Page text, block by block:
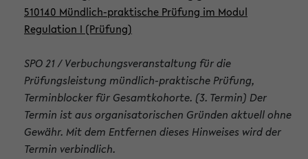
510140 Mündlich-praktische Prüfung im Modul
Regulation I (Prüfung)
SPO 21 / Verbuchungsveranstaltung für die
Prüfungsleistung mündlich-praktische Prüfung,
Terminblocker für Gesamtkohorte. (3. Termin) Der
Termin ist aus organisatorischen Gründen aktuell ohne
Gewähr. Mit dem Entfernen dieses Hinweises wird der
Termin verbindlich.